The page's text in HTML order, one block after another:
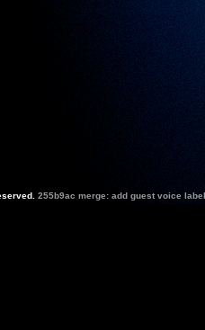
255b9ac merge: add guest voice